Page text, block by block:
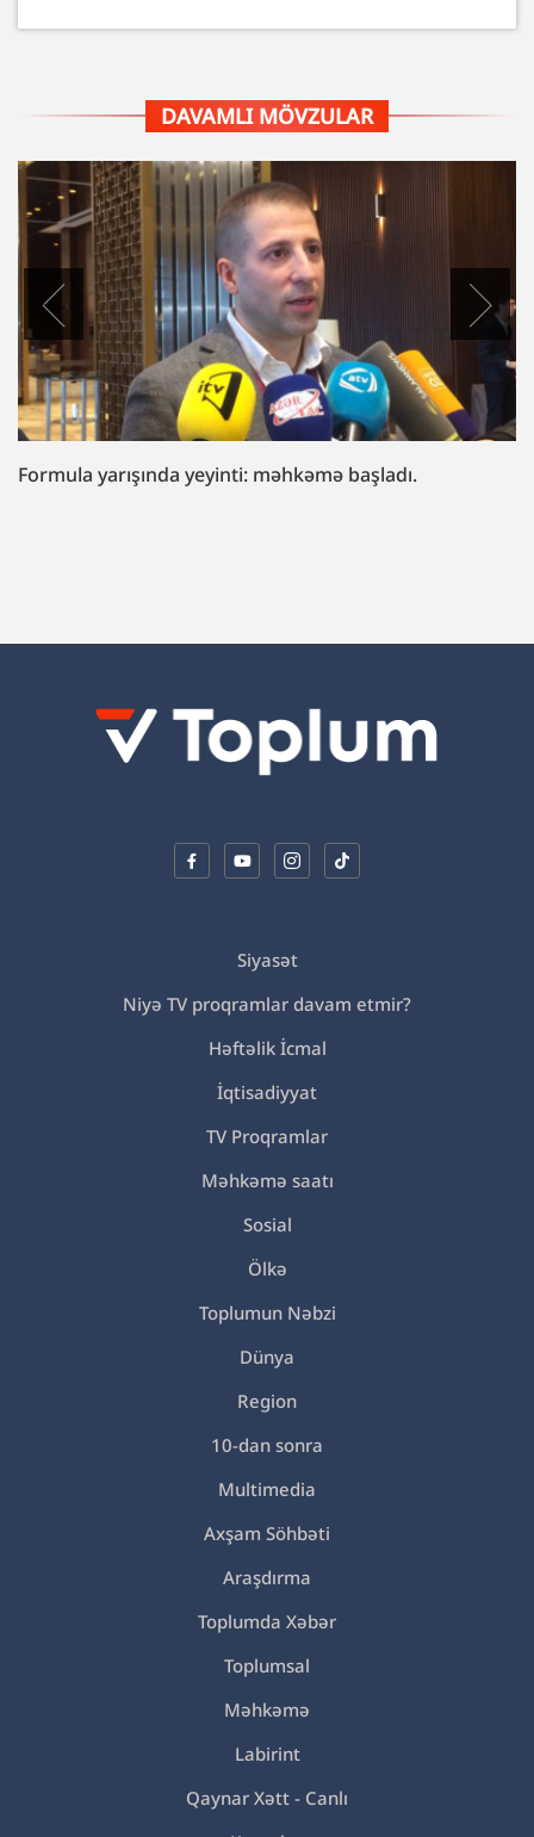
DAVAMLI MÖVZULAR
“Fazil Mustafaya sui-qəsd işi”ndə müttəhim:
Siyasət
Niyə TV proqramlar davam etmir?
Həftəlik İcmal
İqtisadiyyat
TV Proqramlar
Məhkəmə saatı
Sosial
Ölkə
Toplumun Nəbzi
Dünya
Region
10-dan sonra
Multimedia
Axşam Söhbəti
Araşdırma
Toplumda Xəbər
Toplumsal
Məhkəmə
Labirint
Qaynar Xətt - Canlı